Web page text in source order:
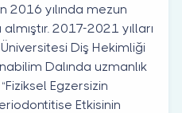
2016 yılında mezun
2017-2021 yılları
Diş Hekimliği
Dalında uzmanlık
Egzersizin
Etkisinin